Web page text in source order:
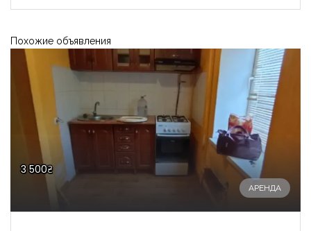
Похожие объявления
3 500₴
АРЕНДА